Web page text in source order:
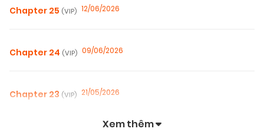
Chapter 25 (VIP) 12/06/2026
Chapter 24 (VIP) 09/06/2026
Chapter 23 (VIP) 21/05/2026
Xem thêm